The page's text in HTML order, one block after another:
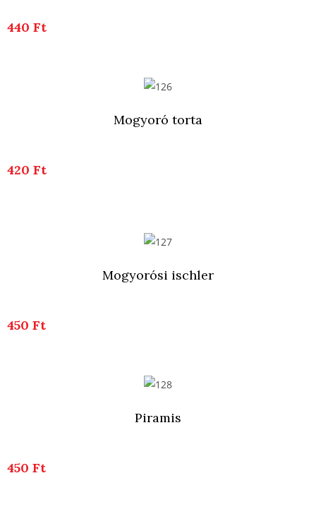
440 Ft
Mogyoró torta
420 Ft
Mogyorósi ischler
450 Ft
Piramis
450 Ft